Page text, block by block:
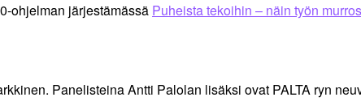
ohjelman järjestämässä Puheista tekoihin – näin työn
Panelisteina Antti Palolan lisäksi ovat PALTA ryn